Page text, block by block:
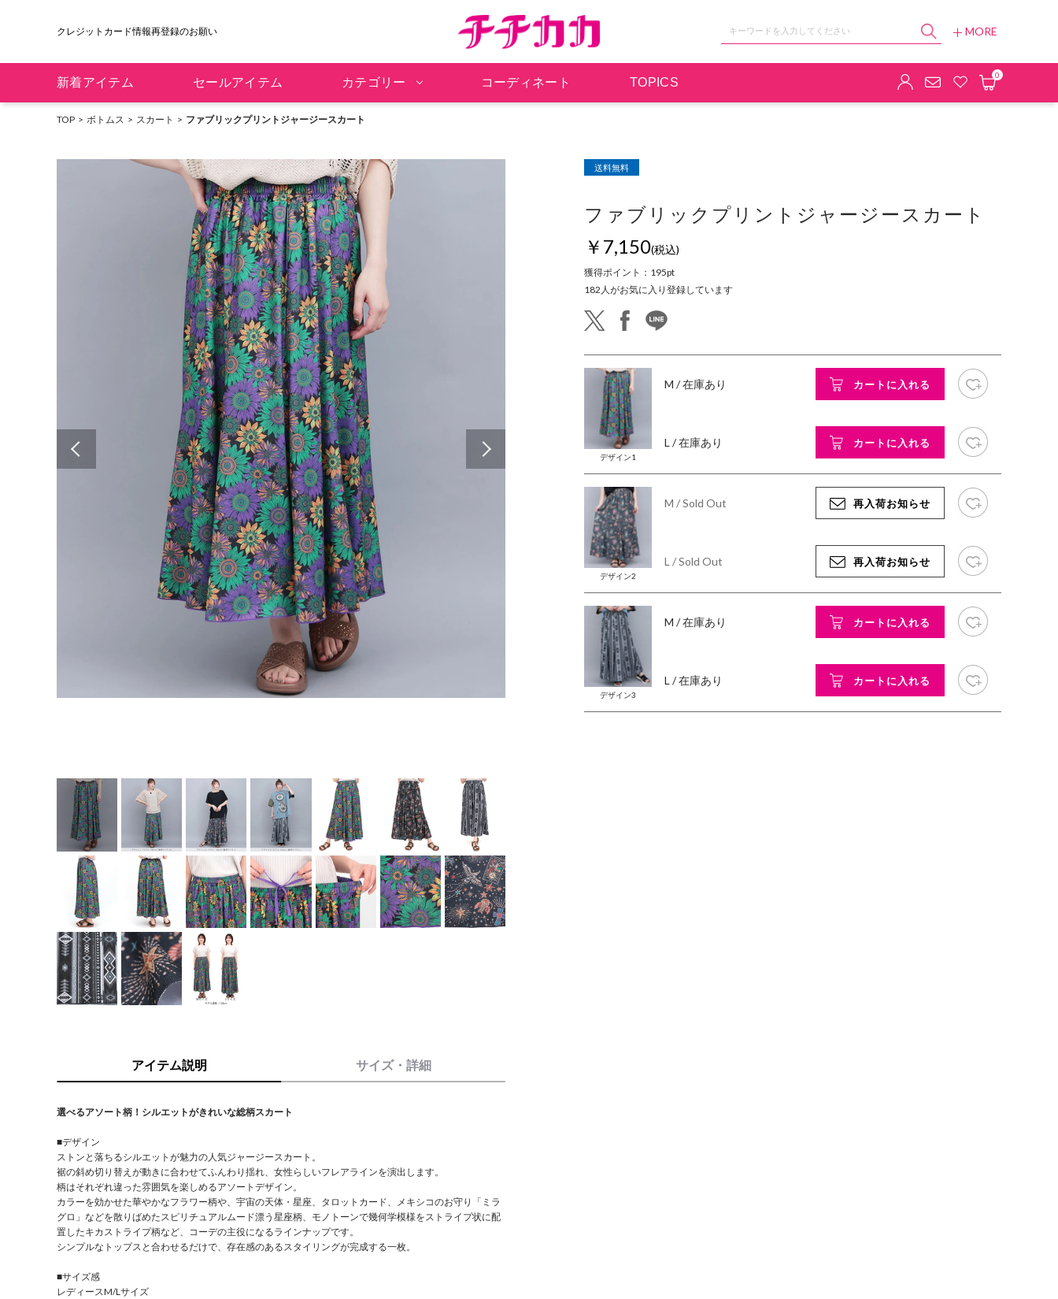
6,400円以上で送料無料！新規会員登録で300pt贈呈！
クレジットカード情報再登録のお願い
MORE
新着アイテム セールアイテム カテゴリー コーディネート TOPICS
0
TOP ボトムス スカート ファブリックプリントジャージースカート
デザイン1
アイテム説明 サイズ・詳細
選べるアソート柄！シルエットがきれいな総柄スカート
■デザイン
ストンと落ちるシルエットが魅力の人気ジャージースカート。
裾の斜め切り替えが動きに合わせてふんわり揺れ、女性らしいフレアラインを演出します。
柄はそれぞれ違った雰囲気を楽しめるアソートデザイン。
カラーを効かせた華やかなフラワー柄や、宇宙の天体・星座、タロットカード、メキシコのお守り「ミラ
グロ」などを散りばめたスピリチュアルムード漂う星座柄、モノトーンで幾何学模様をストライプ状に配
置したキカストライプ柄など、コーデの主役になるラインナップです。
シンプルなトップスと合わせるだけで、存在感のあるスタイリングが完成する一枚。
■サイズ感
レディースM/Lサイズ
送料無料
ファブリックプリントジャージースカート
￥7,150(税込)
獲得ポイント： 195pt
182 人がお気に入り登録しています
twitter facebook
デザイン1
M / 在庫あり カートに入れる
L / 在庫あり カートに入れる
デザイン2
M / Sold Out 再入荷お知らせ
L / Sold Out 再入荷お知らせ
デザイン3
M / 在庫あり カートに入れる
L / 在庫あり カートに入れる